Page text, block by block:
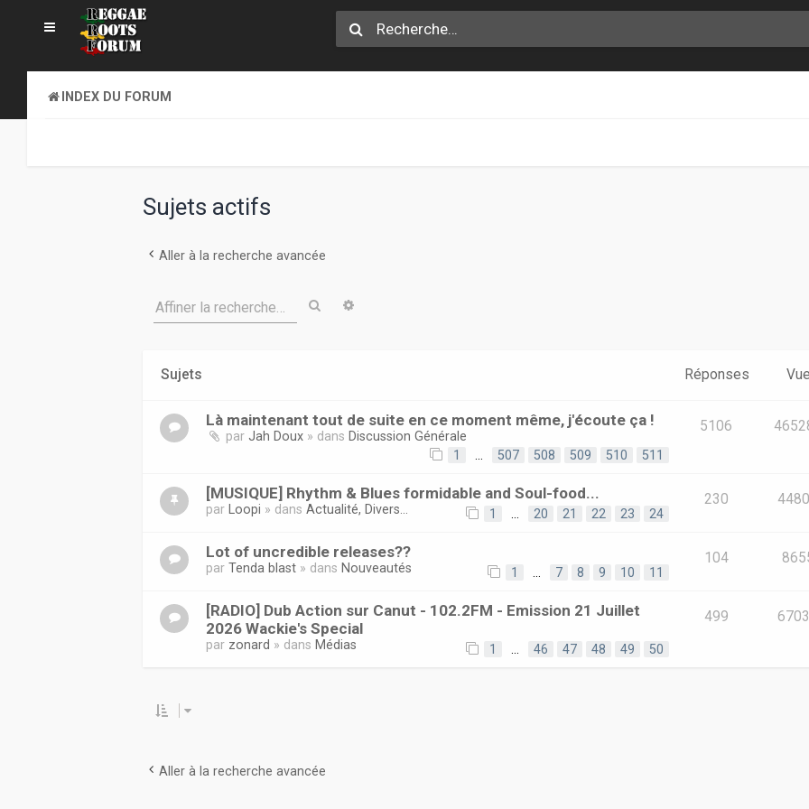
INDEX DU FORUM
Sujets actifs
Aller à la recherche avancée
Affiner la recherche… Rechercher
Sujets Réponses
Là maintenant tout de suite en ce moment même, j'écoute ça !
parJah Doux » dans Discussion Générale
1
507 508 509 510 511
5106
[MUSIQUE] Rhythm & Blues formidable and Soul-food...
par Loopi » dansActualité, Divers... 1 20 21 22 23 24
230
Lot of uncredible releases??
parTenda blast » dans Nouveautés 1 7 8 9 10 11
104
[RADIO] Dub Action sur Canut - 102.2FM - Emission 21 Juillet
2026 Wackie's Special
par zonard » dans Médias 1 46 47 48 49 50
499
Aller à la recherche avancée